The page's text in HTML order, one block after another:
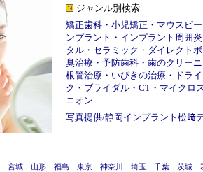
ジャンル別検索
矯正歯科 ・ 小児矯正 ・ マウスピ
ンプラント ・ インプラント周囲炎
タル ・ セラミック ・ ダイレクト
臭治療 ・ 予防歯科 ・ 歯のクリー
根管治療 ・ いびきの治療 ・ ドラ
ク ・ ブライダル ・ CT ・ マイクロ
ニオン
写真提供/静岡インプラント松﨑
宮城 山形 福島 東京 神奈川 埼玉 千葉 茨城